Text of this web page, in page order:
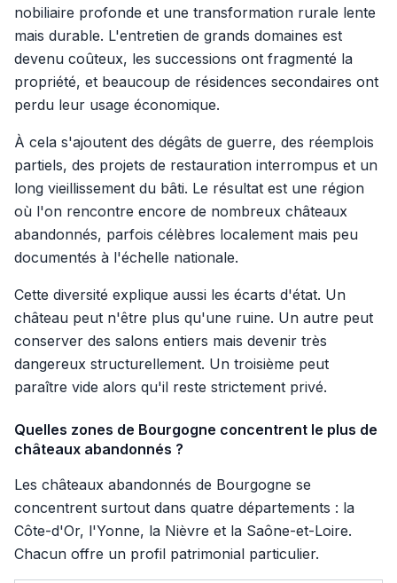
nobiliaire profonde et une transformation rurale lente
mais durable. L'entretien de grands domaines est
devenu coûteux, les successions ont fragmenté la
propriété, et beaucoup de résidences secondaires ont
perdu leur usage économique.
À cela s'ajoutent des dégâts de guerre, des réemplois
partiels, des projets de restauration interrompus et un
long vieillissement du bâti. Le résultat est une région
où l'on rencontre encore de nombreux châteaux
abandonnés, parfois célèbres localement mais peu
documentés à l'échelle nationale.
Cette diversité explique aussi les écarts d'état. Un
château peut n'être plus qu'une ruine. Un autre peut
conserver des salons entiers mais devenir très
dangereux structurellement. Un troisième peut
paraître vide alors qu'il reste strictement privé.
Quelles zones de Bourgogne concentrent le plus de
châteaux abandonnés ?
Les châteaux abandonnés de Bourgogne se
concentrent surtout dans quatre départements : la
Côte-d'Or, l'Yonne, la Nièvre et la Saône-et-Loire.
Chacun offre un profil patrimonial particulier.